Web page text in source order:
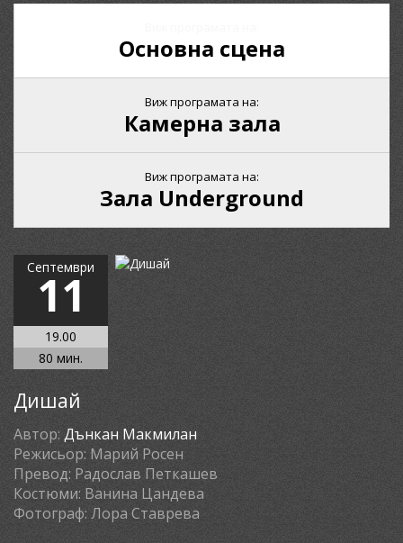
Основна сцена
Виж програмата на:
Камерна зала
Виж програмата на:
Зала Underground
Септември
11
19.00
80 мин.
Дишай
Автор: Дънкан Макмилан
Режисьор: Марий Росен
Превод: Радослав Петкашев
Костюми: Ванина Цандева
Фотограф: Лора Ставрева